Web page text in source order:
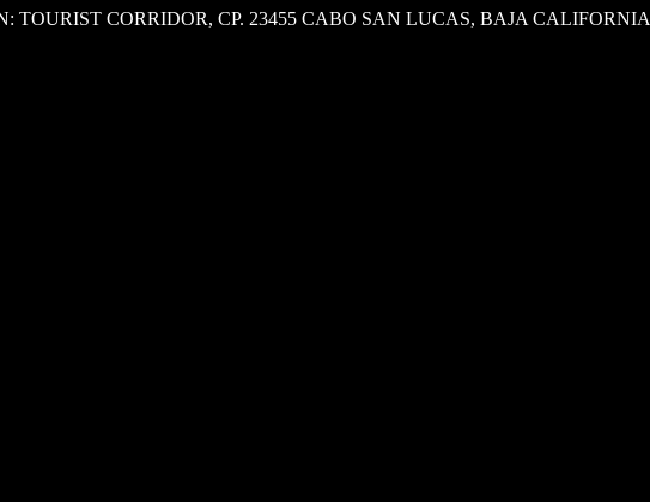
TOURIST CORRIDOR, CP. 23455 CABO SAN LUCAS, BAJA CALIFORNIA